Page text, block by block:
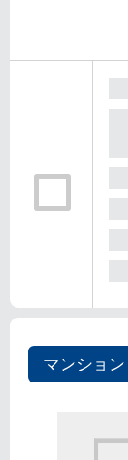
マンション